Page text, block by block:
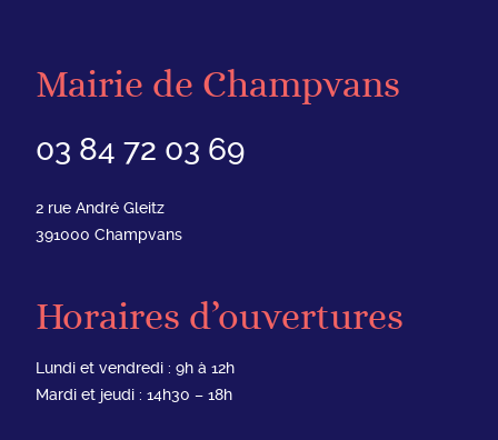
Mairie de Champvans
03 84 72 03 69
2 rue André Gleitz
391000 Champvans
Horaires d’ouvertures
Lundi et vendredi : 9h à 12h
Mardi et jeudi : 14h30 – 18h